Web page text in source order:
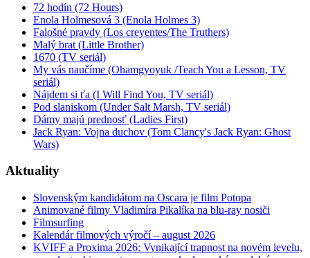
72 hodín (72 Hours)
Enola Holmesová 3 (Enola Holmes 3)
Falošné pravdy (Los creyentes/The Truthers)
Malý brat (Little Brother)
1670 (TV seriál)
My vás naučíme (Ohamgyoyuk /Teach You a Lesson, TV
seriál)
Nájdem si ťa (I Will Find You, TV seriál)
Pod slaniskom (Under Salt Marsh, TV seriál)
Dámy majú prednosť (Ladies First)
Jack Ryan: Vojna duchov (Tom Clancy's Jack Ryan: Ghost
Wars)
Aktuality
Slovenským kandidátom na Oscara je film Potopa
Animované filmy Vladimíra Pikalíka na blu-ray nosiči
Filmsurfing
Kalendár filmových výročí – august 2026
KVIFF a Proxima 2026: Vynikající trapnost na novém levelu,